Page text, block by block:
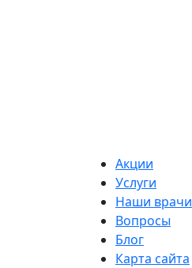
Акции
Услуги
Наши врачи
Вопросы
Блог
Карта сайта